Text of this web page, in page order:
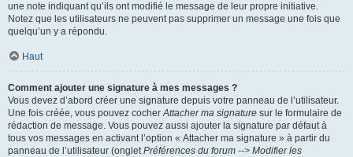
une note indiquant qu’ils ont modifié le message de leur propre initiative.
Notez que les utilisateurs ne peuvent pas supprimer un message une fois que
quelqu’un y a répondu.
Haut
Comment ajouter une signature à mes messages ?
Vous devez d’abord créer une signature depuis votre panneau de l’utilisateur.
Une fois créée, vous pouvez cocherAttacher ma signature sur le formulaire de
rédaction de message. Vous pouvez aussi ajouter la signature par défaut à
tous vos messages en activant l’option « Attacher ma signature » à partir du
panneau de l’utilisateur (ongletPréférences du forum --> Modifier les